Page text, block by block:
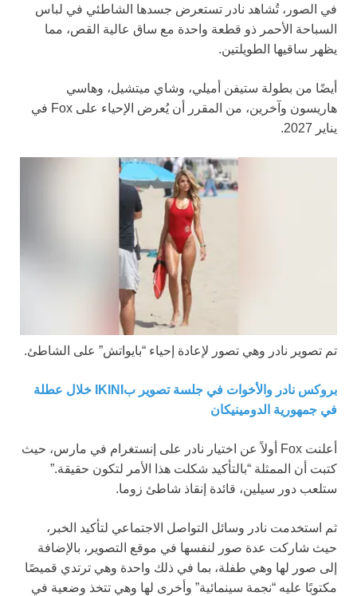
في الصور، تُشاهد نادر تستعرض جسدها الشاطئي في لباس
السباحة الأحمر ذو قطعة واحدة مع ساق عالية القص، مما
يظهر ساقيها الطويلتين.
أيضًا من بطولة ستيفن أميلي، وشاي ميتشيل، وهاسي
هاريسون وآخرين، من المقرر أن يُعرض الإحياء على Fox في
يناير 2027.
تم تصوير نادر وهي تصور لإعادة إحياء “بايواتش” على الشاطئ.
بروكس نادر والأخوات في جلسة تصوير بIKINI خلال عطلة
في جمهورية الدومينيكان
أعلنت Fox أولاً عن اختيار نادر على إنستغرام في مارس، حيث
كتبت أن الممثلة “بالتأكيد شكلت هذا الأمر لتكون حقيقة.”⁠
ستلعب دور سيلين، قائدة إنقاذ شاطئ زوما.
ثم استخدمت نادر وسائل التواصل الاجتماعي لتأكيد الخبر،
حيث شاركت عدة صور لنفسها في موقع التصوير، بالإضافة
إلى صور لها وهي طفلة، بما في ذلك واحدة وهي ترتدي قميصًا
مكتوبًا عليه “نجمة سينمائية” وأخرى لها وهي تتخذ وضعية في